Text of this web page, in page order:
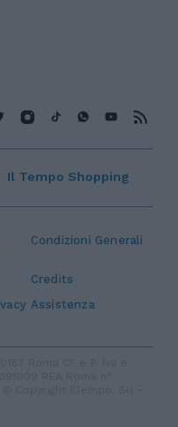
Condizioni Generali
Credits
Assistenza
Il Tempo Shopping